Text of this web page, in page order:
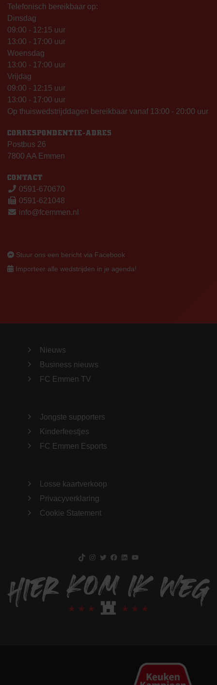
Telefonisch bereikbaar op:
Dinsdag
09:00 - 12:15 uur
13:00 - 17:00 uur
Woensdag
13:00 - 17:00 uur
Vrijdag
09:00 - 12:15 uur
13:00 - 17:00 uur
Op thuiswedstrijddagen bereikbaar vanaf 13:00 - 20:00 uur
CORRESPONDENTIE-ADRES
Postbus 26
7800 AA Emmen
CONTACT
0591-670670
0591-621048
info@fcemmen.nl
Stuur ons een bericht via Facebook
Importeer alle wedstrijden in je agenda!
Nieuws
Business nieuws
FC Emmen TV
Jongste supporters
Kinderfeestjes
FC Emmen Esports
Losse kaartverkoop
Privacyverklaring
Cookie Statement